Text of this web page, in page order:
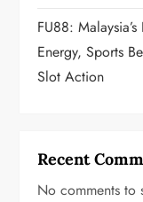
FU88:
Energy, Sports
Slot Action
Recent
No comments to